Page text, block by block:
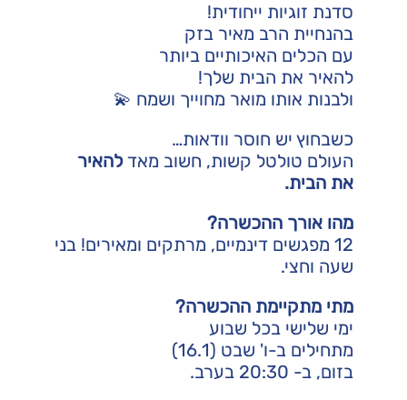
סדנת זוגיות ייחודית!
בהנחיית הרב מאיר בזק
עם הכלים האיכותיים ביותר
להאיר את הבית שלך!
ולבנות אותו מואר מחוייך ושמח 💫
כשבחוץ יש חוסר וודאות…
העולם טולטל קשות, חשוב מאדלהאיר
את הבית.
מהו אורך ההכשרה?
12 מפגשים דינמיים, מרתקים ומאירים! בני
שעה וחצי.
מתי מתקיימת ההכשרה?
ימי שלישי בכל שבוע
מתחילים ב-ו' שבט (16.1)
בזום, ב- 20:30 בערב.